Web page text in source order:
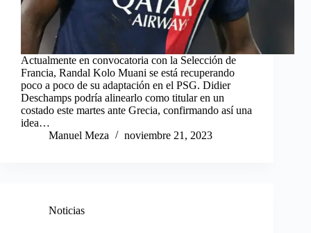
Actualmente en convocatoria con la Selección de
Francia, Randal Kolo Muani se está recuperando
poco a poco de su adaptación en el PSG. Didier
Deschamps podría alinearlo como titular en un
costado este martes ante Grecia, confirmando así una
idea…
Manuel Meza
noviembre 21, 2023
Noticias